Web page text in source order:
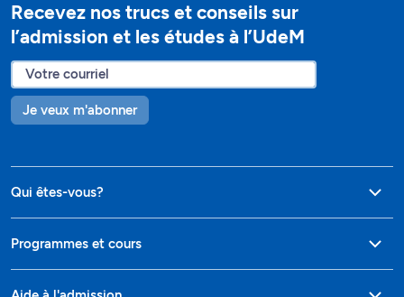
Recevez nos trucs et conseils sur
l’admission et les études à l’UdeM
Je veux m'abonner
Qui êtes-vous?
Programmes et cours